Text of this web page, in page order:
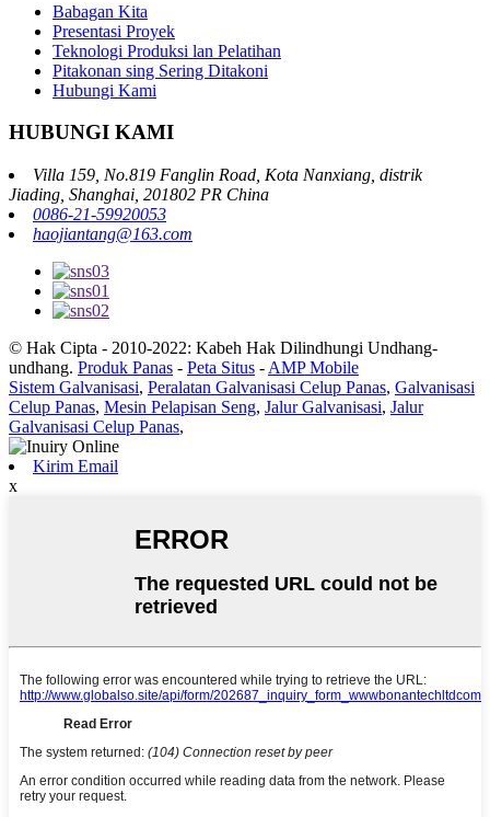
Babagan Kita
Presentasi Proyek
Teknologi Produksi lan Pelatihan
Pitakonan sing Sering Ditakoni
Hubungi Kami
HUBUNGI KAMI
Villa 159, No.819 Fanglin Road, Kota Nanxiang, distrik
Jiading, Shanghai, 201802 PR China
0086-21-59920053
haojiantang@163.com
© Hak Cipta - 2010-2022: Kabeh Hak Dilindhungi Undhang-
undhang. Produk Panas - Peta Situs - AMP Mobile
Sistem Galvanisasi, Peralatan Galvanisasi Celup Panas, Galvanisasi
Celup Panas, Mesin Pelapisan Seng, Jalur Galvanisasi, Jalur
Galvanisasi Celup Panas,
Kirim Email
x